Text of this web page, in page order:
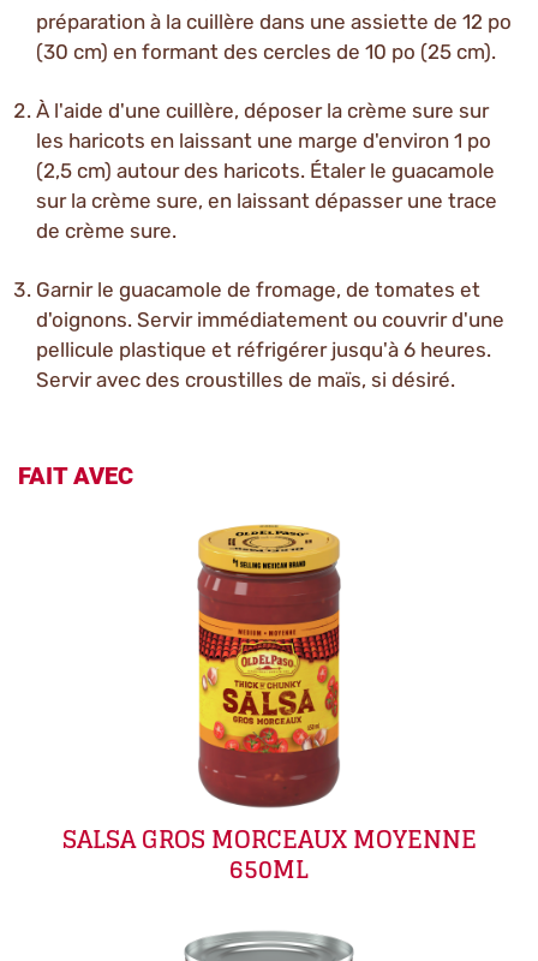
préparation à la cuillère dans une assiette de 12 po
(30 cm) en formant des cercles de 10 po (25 cm).
À l'aide d'une cuillère, déposer la crème sure sur
les haricots en laissant une marge d'environ 1 po
(2,5 cm) autour des haricots. Étaler le guacamole
sur la crème sure, en laissant dépasser une trace
de crème sure.
Garnir le guacamole de fromage, de tomates et
d'oignons. Servir immédiatement ou couvrir d'une
pellicule plastique et réfrigérer jusqu'à 6 heures.
Servir avec des croustilles de maïs, si désiré.
FAIT AVEC
SALSA GROS MORCEAUX MOYENNE
650ML